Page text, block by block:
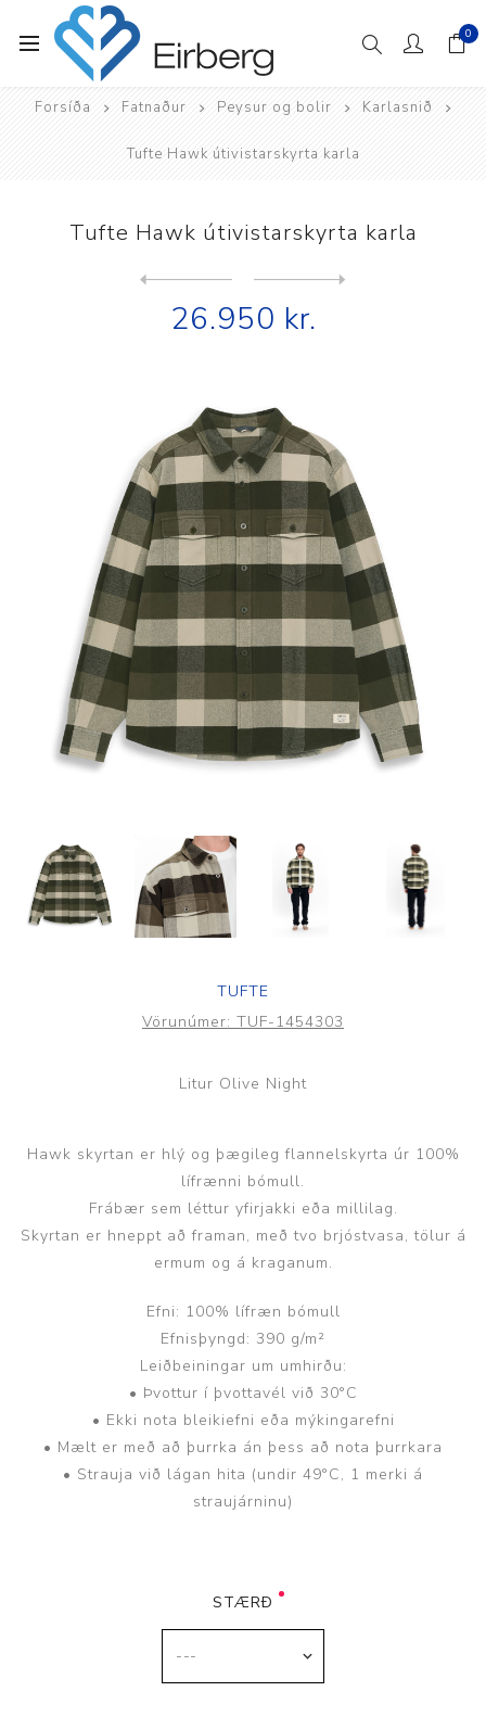
0
Forsíða Fatnaður Peysur og bolir Karlasnið
Tufte Hawk útivistarskyrta karla
Tufte Hawk útivistarskyrta karla
26.950 kr.
TUFTE
Vörunúmer: TUF-1454303
Litur Olive Night
Hawk skyrtan er hlý og þægileg flannelskyrta úr 100%
lífrænni bómull.
Frábær sem léttur yfirjakki eða millilag.
Skyrtan er hneppt að framan, með tvo brjóstvasa, tölur á
ermum og á kraganum.
Efni: 100% lífræn bómull
Efnisþyngd: 390 g/m²
Leiðbeiningar um umhirðu:
• Þvottur í þvottavél við 30°C
• Ekki nota bleikiefni eða mýkingarefni
• Mælt er með að þurrka án þess að nota þurrkara
• Strauja við lágan hita (undir 49°C, 1 merki á
straujárninu)
STÆRÐ